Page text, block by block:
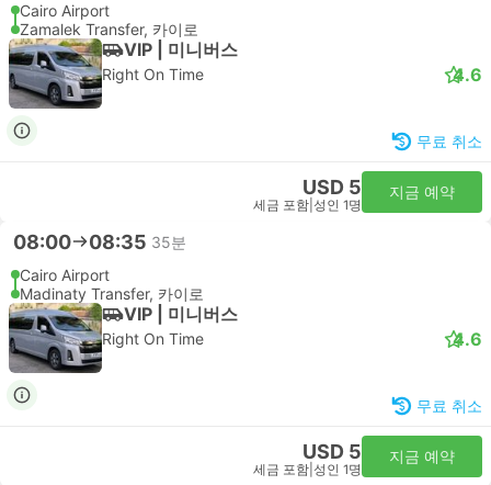
Cairo Airport
Zamalek Transfer, 카이로
VIP | 미니버스
Right On Time 4.6
무료 취소
USD 5
세금 포함 성인 1명
지금 예약
08:00 08:35 35분
Cairo Airport
Madinaty Transfer, 카이로
VIP | 미니버스
Right On Time 4.6
무료 취소
USD 5
세금 포함 성인 1명
지금 예약